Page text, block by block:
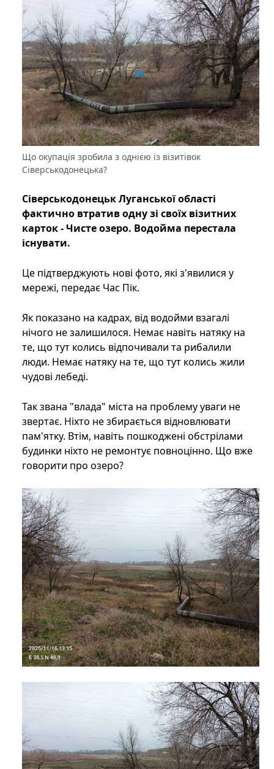
Що окупація зробила з однією із візитівок
Сіверськодонецька?
Сіверськодонецьк Луганської області
фактично втратив одну зі своїх візитних
карток - Чисте озеро. Водойма перестала
існувати.
Це підтверджують нові фото, які з'явилися у
мережі, передає Час Пік.
Як показано на кадрах, від водойми взагалі
нічого не залишилося. Немає навіть натяку на
те, що тут колись відпочивали та рибалили
люди. Немає натяку на те, що тут колись жили
чудові лебеді.
Так звана "влада" міста на проблему уваги не
звертає. Ніхто не збирається відновлювати
пам'ятку. Втім, навіть пошкоджені обстрілами
будинки ніхто не ремонтує повноцінно. Що вже
говорити про озеро?